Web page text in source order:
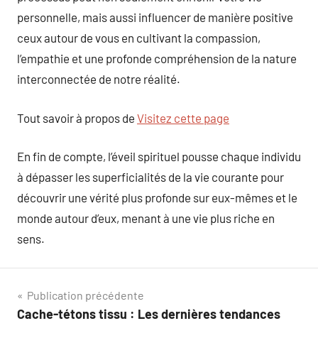
personnelle, mais aussi influencer de manière positive
ceux autour de vous en cultivant la compassion,
l’empathie et une profonde compréhension de la nature
interconnectée de notre réalité.
Tout savoir à propos de Visitez cette page
En fin de compte, l’éveil spirituel pousse chaque individu
à dépasser les superficialités de la vie courante pour
découvrir une vérité plus profonde sur eux-mêmes et le
monde autour d’eux, menant à une vie plus riche en
sens.
Navigation
de
Publication précédente
Cache-tétons tissu : Les dernières tendances